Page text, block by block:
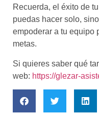
Recuerda, el éxito de
puedas hacer solo,
empoderar a tu equipo
metas.
Si quieres saber qué
web: https://glezar-